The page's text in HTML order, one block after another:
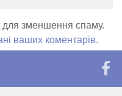
для зменшення спаму.
ваших коментарів.